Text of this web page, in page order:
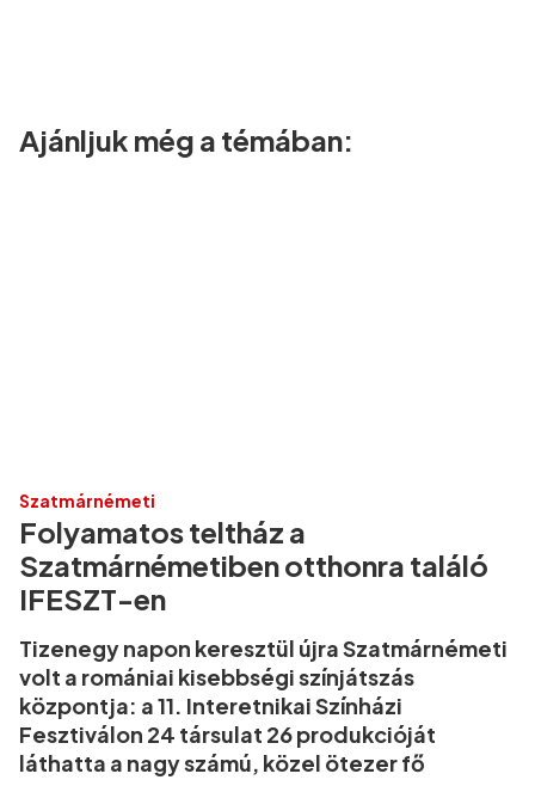
Ajánljuk még a témában:
Szatmárnémeti
Folyamatos teltház a
Szatmárnémetiben otthonra találó
IFESZT-en
Tizenegy napon keresztül újra Szatmárnémeti
volt a romániai kisebbségi színjátszás
központja: a 11. Interetnikai Színházi
Fesztiválon 24 társulat 26 produkcióját
láthatta a nagy számú, közel ötezer fő